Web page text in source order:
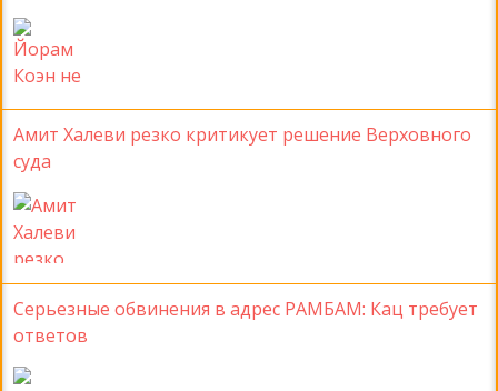
Амит Халеви резко критикует решение Верховного
суда
Серьезные обвинения в адрес РАМБАМ: Кац требует
ответов